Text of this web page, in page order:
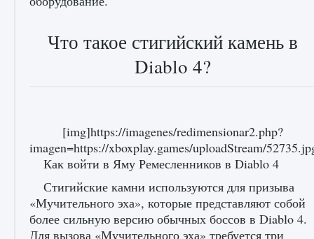
Как разблокировать чертеж счастливого
оружия в MW3 и Warzone
9 августа 2024 1 151 0 0
Что такое стигийский камень в
Diablo 4?
[img]https://imagenes/redimensionar2.php?
imagen=https://xboxplay.games/uploadStream/
Как войти в Яму Ремесленников в Diablo 4
Стигийские камни используются для призыва
«Мучительного эха», которые представляют собой
более сильную версию обычных боссов в Diablo 4.
Для вызова «Мучительного эха» требуется три